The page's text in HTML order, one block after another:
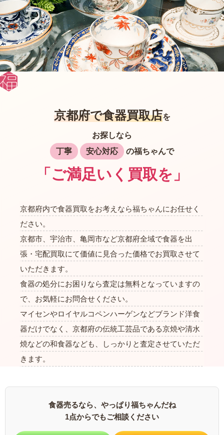
京都府で食器買取店を
お探しなら
丁寧
安心対応 の福ちゃんで
「ご満足いく買取を」
京都府内で食器買取をお考えなら福ちゃんにお任せく
ださい。
京都市、宇治市、亀岡市など京都府全域で食器を出
張・宅配買取にて価値に見合った価格でお買取させて
いただきます。
食器の処分にお困りなら査定は無料となっていますの
で、お気軽にお問合せください。
マイセンやロイヤルコペンハーゲンなどブランド洋食
器だけでなく、京都府の伝統工芸品である京焼や清水
焼などの和食器なども、しっかりと査定させていただ
きます。
食器売るなら、やっぱり福ちゃんだね
1点からでもご相談ください